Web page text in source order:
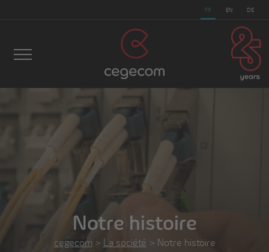
FR EN DE
cegecom > La société > Notre histoire
Notre histoire